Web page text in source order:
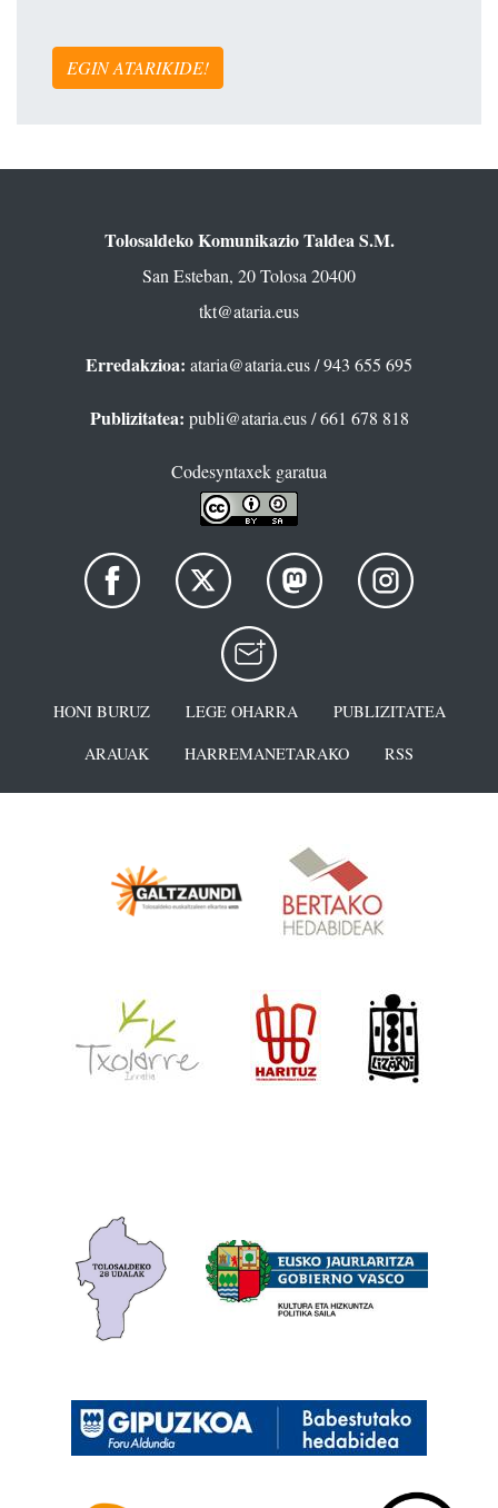
EGIN ATARIKIDE!
Tolosaldeko Komunikazio Taldea S.M.
San Esteban, 20 Tolosa 20400
tkt@ataria.eus
Erredakzioa: ataria@ataria.eus/ 943 655 695
Publizitatea: publi@ataria.eus/ 661 678 818
Codesyntaxek garatua
HONI BURUZ LEGE OHARRA
PUBLIZITATEA
ARAUAK
HARREMANETARAKO RSS